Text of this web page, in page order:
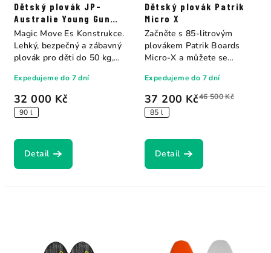
Dětský plovák JP-
Australie Young Gun
Magic Move Es
32 000 Kč
90 l
Expedujeme do 7 dní
Detail
Magic Move Es Konstrukce.
Lehký, bezpečný a zábavný
plovák pro děti do 50 kg,
Dětský plovák Patrik
Micro X
37 200 Kč46 500 Kč
85 l
Expedujeme do 7 dní
Detail
Začněte s 85-litrovým
plovákem Patrik Boards
Micro-X a můžete se